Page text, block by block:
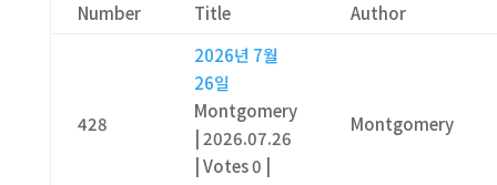
Number Title Author
428
2026년 7월
26일
Montgomery
2026.07.26
Votes 0
Montgomery